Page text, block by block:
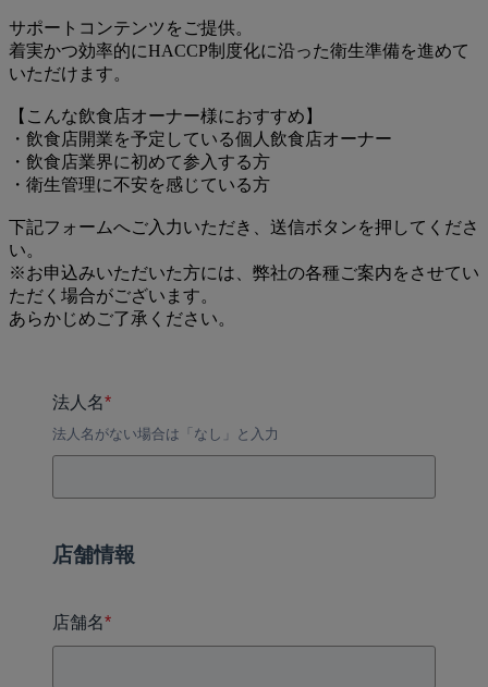
サポートコンテンツをご提供。
着実かつ効率的にHACCP制度化に沿った衛生準備を進めて
いただけます。
【こんな飲食店オーナー様におすすめ】
・飲食店開業を予定している個人飲食店オーナー
・飲食店業界に初めて参入する方
・衛生管理に不安を感じている方
下記フォームへご入力いただき、送信ボタンを押してくださ
い。
※お申込みいただいた方には、弊社の各種ご案内をさせてい
ただく場合がございます。
あらかじめご了承ください。
法人名*
法人名がない場合は「なし」と入力
店舗情報
店舗名*